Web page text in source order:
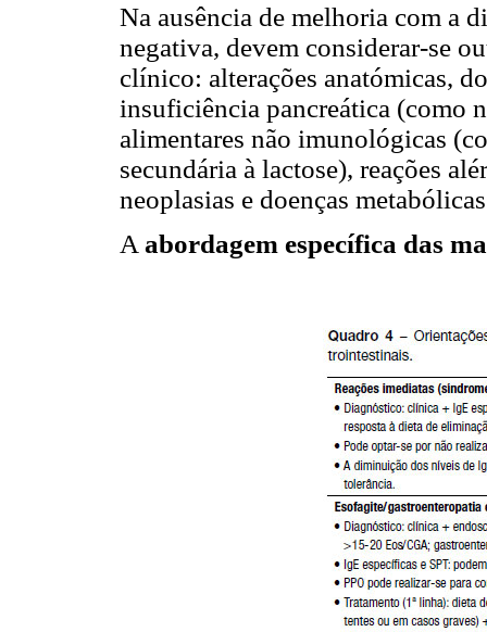
Na ausência de melhoria com a
negativa, devem considerar-se
clínico: alterações anatómicas,
insuficiência pancreática (como
alimentares não imunológicas
secundária à lactose), reações
neoplasias e doenças
A abordagem específica das